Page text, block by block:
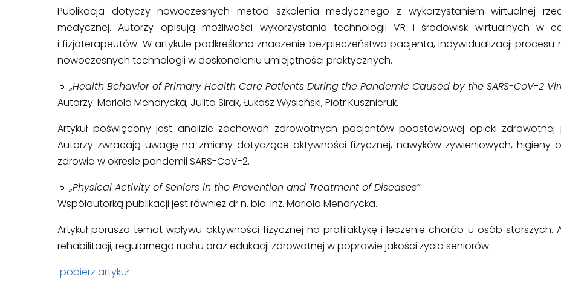
Publikacja dotyczy nowoczesnych metod szkolenia medycznego z wykorzystaniem wirtualnej
medycznej. Autorzy opisują możliwości wykorzystania technologii VR i środowisk wirtualnych w
i fizjoterapeutów. W artykule podkreślono znaczenie bezpieczeństwa pacjenta, indywidualizacji procesu
nowoczesnych technologii w doskonaleniu umiejętności praktycznych.
🔹„Health Behavior of Primary Health Care Patients During the Pandemic Caused by the SARS-CoV-2
Autorzy: Mariola Mendrycka, Julita Sirak, Łukasz Wysieński, Piotr Kusznieruk.
Artykuł poświęcony jest analizie zachowań zdrowotnych pacjentów podstawowej opieki zdrowotnej
Autorzy zwracają uwagę na zmiany dotyczące aktywności fizycznej, nawyków żywieniowych, higieny
zdrowia w okresie pandemii SARS-CoV-2.
🔹„Physical Activity of Seniors in the Prevention and Treatment of Diseases”
Współautorką publikacji jest również dr n. bio. inż. Mariola Mendrycka.
Artykuł porusza temat wpływu aktywności fizycznej na profilaktykę i leczenie chorób u osób starszych.
rehabilitacji, regularnego ruchu oraz edukacji zdrowotnej w poprawie jakości życia seniorów.
​pobierz artykuł